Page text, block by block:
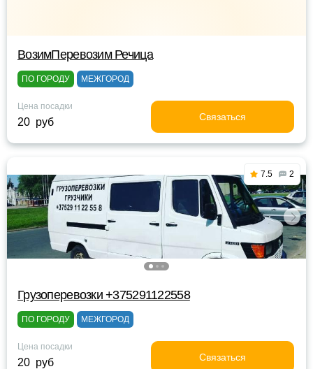
ВозимПеревозим Речица
ПО ГОРОДУ МЕЖГОРОД
Цена посадки
20 руб Связаться
7.5 2
Грузоперевозки +375291122558
ПО ГОРОДУ МЕЖГОРОД
Цена посадки
20 руб Связаться